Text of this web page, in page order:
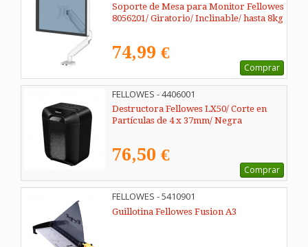
Soporte de Mesa para Monitor Fellowes
8056201/ Giratorio/ Inclinable/ hasta 8kg
74,99 €
Comprar
FELLOWES - 4406001
Destructora Fellowes LX50/ Corte en
Partículas de 4 x 37mm/ Negra
76,50 €
Comprar
FELLOWES - 5410901
Guillotina Fellowes Fusion A3